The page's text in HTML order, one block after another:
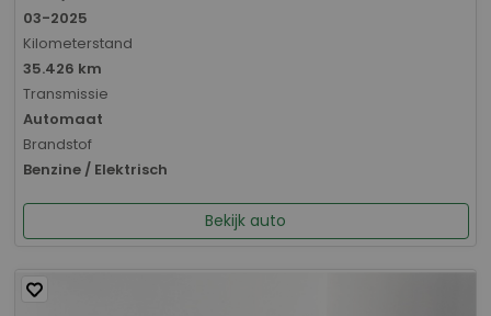
03-2025
Kilometerstand
35.426 km
Transmissie
Automaat
Brandstof
Benzine / Elektrisch
Bekijk auto